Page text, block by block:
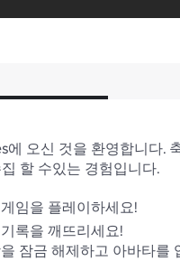
오신 것을 환영합니다.
할 수있는 경험입니다.
임을 플레이하세요!
록을 깨뜨리세요!
잠금 해제하고 아바타를